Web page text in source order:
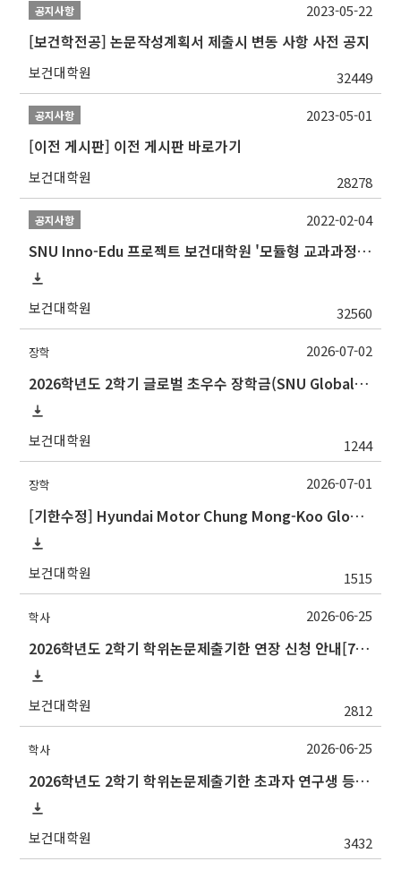
공지사항
[보건학전공] 논문작성계획서 제출시 변동 사항 사전 공지
보건대학원 32449
2023-05-22
공지사항
[이전 게시판] 이전 게시판 바로가기
보건대학원 28278
2023-05-01
공지사항
SNU Inno-Edu 프로젝트 보건대학원 '모듈형 교과과정' 안내(revised 2022/2/28)
보건대학원 32560
2022-02-04
장학
2026학년도 2학기 글로벌 초우수 장학금(SNU Global Scholarship, GS) 신청 안내
보건대학원 1244
2026-07-02
장학
[기한수정] Hyundai Motor Chung Mong-Koo Global Scholarship for Fall 2026 (2026학년도 2학기 현대차정몽구 글로벌장학사업 신규 선발 안내 )
보건대학원 1515
2026-07-01
학사
2026학년도 2학기 학위논문제출기한 연장 신청 안내[7/10(금)까지]
보건대학원 2812
2026-06-25
학사
2026학년도 2학기 학위논문제출기한 초과자 연구생 등록 신청 안내[7/10(금)까지]
보건대학원 3432
2026-06-25